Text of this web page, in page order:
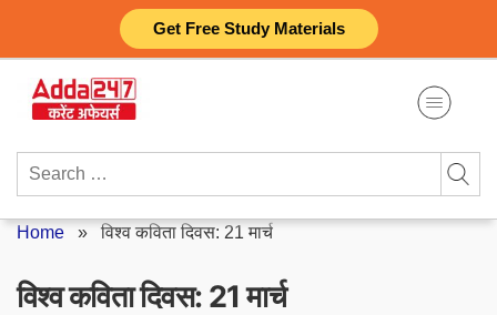
Get Free Study Materials
content
Search
Home »विश्व कविता दिवस: 21 मार्च
विश्व कविता दिवस: 21 मार्च